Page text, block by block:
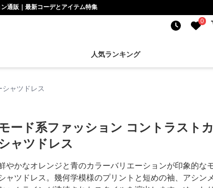
通販｜最新コーデとアイテム特集
0
人気ランキング
ャツドレス
ード系ファッション コントラスト
ャツドレス
やかなオレンジと青のカラーバリエーションが印象的な
ャツドレス。幾何学模様のプリントと短めの袖、アシン